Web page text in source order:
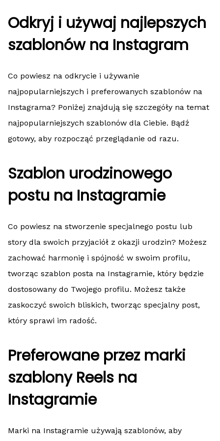
Odkryj i używaj najlepszych
szablonów na Instagram
Co powiesz na odkrycie i używanie
najpopularniejszych i preferowanych szablonów na
Instagrama? Poniżej znajdują się szczegóły na temat
najpopularniejszych szablonów dla Ciebie. Bądź
gotowy, aby rozpocząć przeglądanie od razu.
Szablon urodzinowego
postu na Instagramie
Co powiesz na stworzenie specjalnego postu lub
story dla swoich przyjaciół z okazji urodzin? Możesz
zachować harmonię i spójność w swoim profilu,
tworząc szablon posta na Instagramie, który będzie
dostosowany do Twojego profilu. Możesz także
zaskoczyć swoich bliskich, tworząc specjalny post,
który sprawi im radość.
Preferowane przez marki
szablony Reels na
Instagramie
Marki na Instagramie używają szablonów, aby